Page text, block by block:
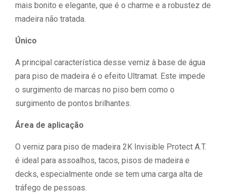
mais bonito e elegante, que é o charme e a robustez de
madeira não tratada.
Único
A principal característica desse verniz à base de água
para piso de madeira é o efeito Ultramat. Este impede
o surgimento de marcas no piso bem como o
surgimento de pontos brilhantes.
Área de aplicação
O verniz para piso de madeira 2K Invisible Protect A.T.
é ideal para assoalhos, tacos, pisos de madeira e
decks, especialmente onde se tem uma carga alta de
tráfego de pessoas.